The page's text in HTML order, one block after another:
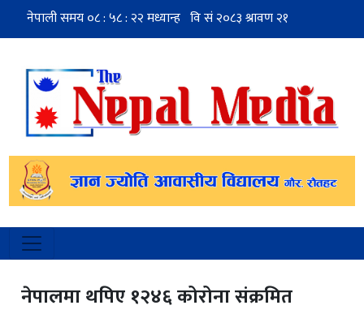
नेपालमा थपिए १२४६ कोरोना संक्रमित